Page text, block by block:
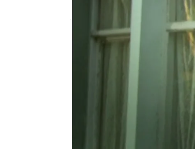
Nova
Madrid
07 de enero de 2022,
Berrin,
grave. Por
recuperará de
apoyo a la
marcharse con
queda muy